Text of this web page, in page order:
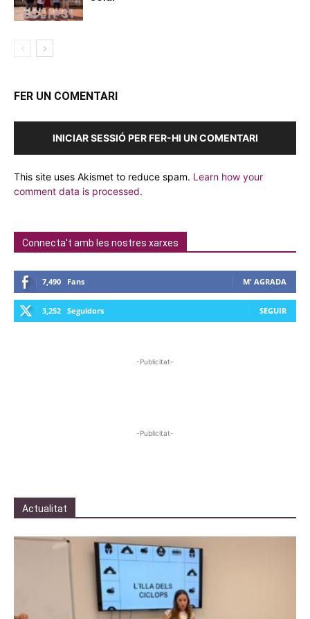
FER UN COMENTARI
INICIAR SESSIÓ PER FER-HI UN COMENTARI
This site uses Akismet to reduce spam. Learn how your
comment data is processed.
Connecta't amb les nostres xarxes
7,490 Fans M' AGRADA
3,252 Seguidors SEGUIR
-Publicitat-
-Publicitat-
Actualitat